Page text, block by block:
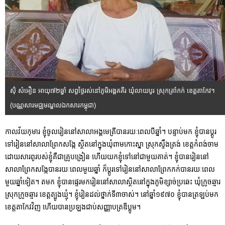
ស៊ុំ សំអឿន អាយុ៧២ឆ្នាំ សព្វថ្ងៃរស់នៅភូមិអង្គគគីរ ឃុំលាយបូរ ស្រុកត្រាំកក់ ខេត្តតាកែវ។
(បណ្ណសារមជ្ឈមណ្ឌលឯកសារកម្ពុជា)
កាលវ័យកុមារ ខ្ញុំចូលរៀននៅសាលាអង្គមេត្រីបានរយៈពេលបីឆ្នាំ។ បន្ទាប់មក ខ្ញុំបានប្តូរ
ទៅរៀននៅសាលាព្រែកសង្កែ ស្ថិតនៅក្នុងឃុំពាមកោះស្នា ស្រុកស្ទឹងត្រង់ ខេត្តកំពង់ចាម
ដោយសារពូរបស់ខ្ញុំគឺជាគ្រូបង្រៀន ហើយយកខ្ញុំទៅនៅជាមួយគាត់។ ខ្ញុំបានរៀននៅ
សាលាព្រែកសង្កែបានរយៈពេលមួយឆ្នាំ ក៏ប្ដូរទៅរៀននៅសាលាព្រែកកក់បានរយៈពេល
មួយឆ្នាំទៀត។ តមក ខ្ញុំបានផ្ទេរមករៀននៅសាលាស្ថិតនៅក្នុងភូមិខ្សាច់ប្រឆេះ ឃុំក្រូចឆ្មារ
ស្រុកក្រូចឆ្មារ ខេត្តត្បូងឃ្មុំ។ ខ្ញុំរៀនដល់ថ្នាក់ទី៣ចាស់។ នៅឆ្នាំ១៩៧០ ខ្ញុំបានត្រឡប់មក
ខេត្តតាកែវវិញ ហើយបានប្រឡងជាប់សញ្ញាបត្រឌីប្លូម។